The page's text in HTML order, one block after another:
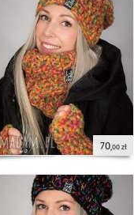
70,00 zł